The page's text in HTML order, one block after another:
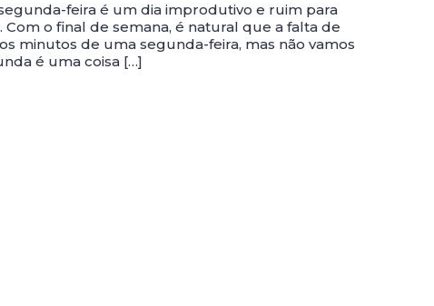
feira é um dia improdutivo e ruim para
o final de semana, é natural que a falta de
minutos de uma segunda-feira, mas não vamos
é uma coisa […]